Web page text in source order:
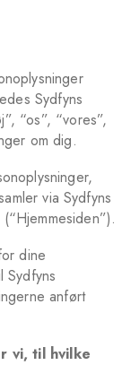
Sydfyns
“os”, “vores”,
om dig.
via Sydfyns
dine
Sydfyns
anført
vi, til hvilke